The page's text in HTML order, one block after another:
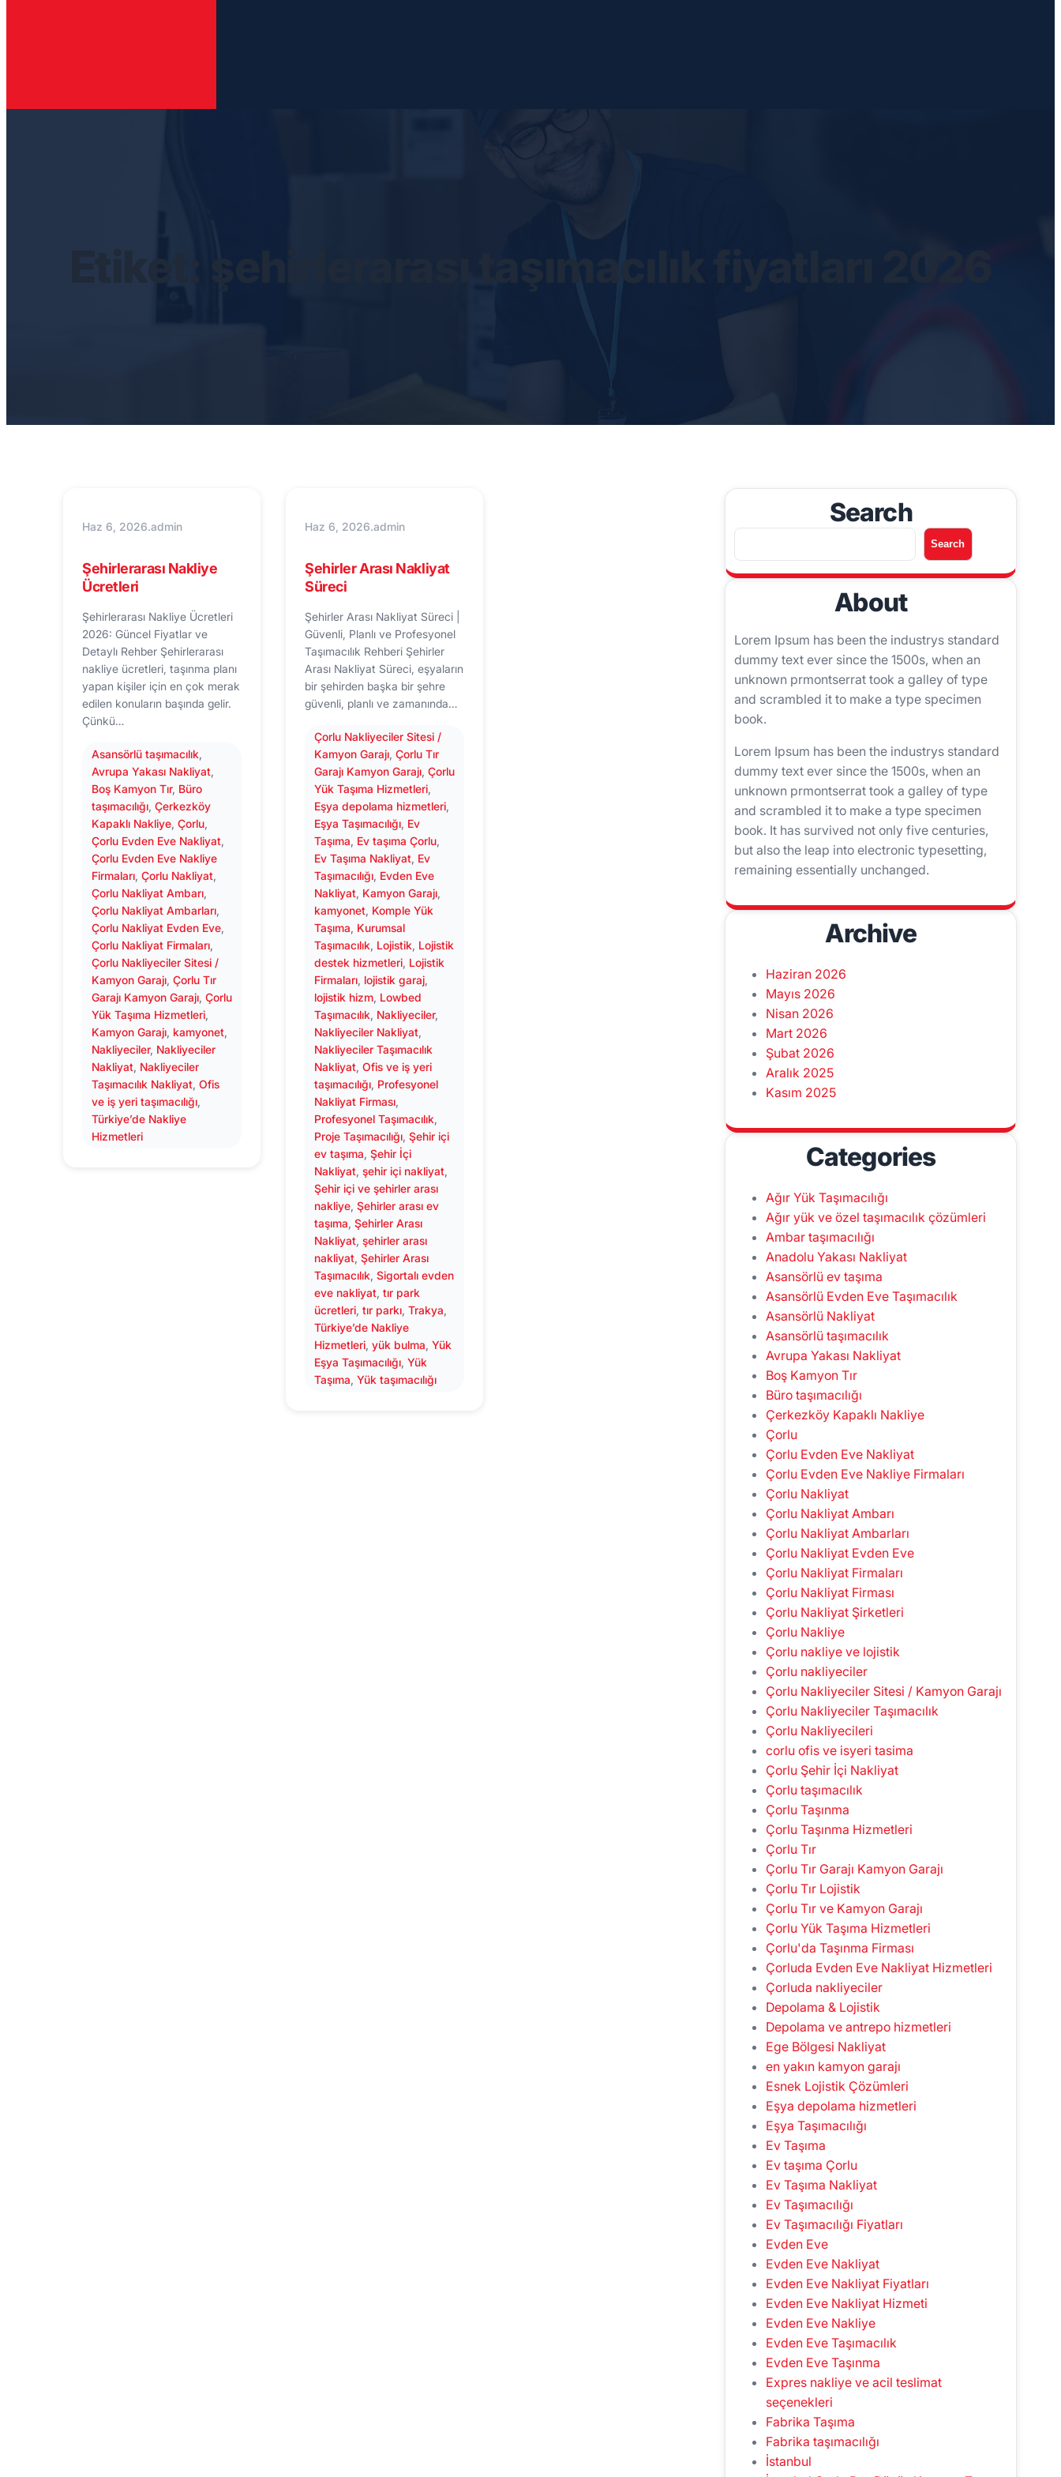
Haz 6, 2026.admin
Şehirlerarası Nakliye
Ücretleri
Şehirlerarası Nakliye Ücretleri
2026: Güncel Fiyatlar ve
Detaylı Rehber Şehirlerarası
nakliye ücretleri, taşınma planı
yapan kişiler için en çok merak
edilen konuların başında gelir.
Çünkü…
Asansörlü taşımacılık
Avrupa Yakası Nakliyat
Boş Kamyon Tır, Büro
taşımacılığı, Çerkezköy
Kapaklı Nakliye, Çorlu
Çorlu Evden Eve Nakliyat
Çorlu Evden Eve Nakliye
Firmaları, Çorlu Nakliyat
Çorlu Nakliyat Ambarı
Çorlu Nakliyat Ambarları
Çorlu Nakliyat Evden Eve
Çorlu Nakliyat Firmaları
Çorlu Nakliyeciler Sitesi /
Kamyon Garajı, Çorlu Tır
Garajı Kamyon Garajı, Çorlu
Yük Taşıma Hizmetleri
Kamyon Garajı, kamyonet
Nakliyeciler, Nakliyeciler
Nakliyat, Nakliyeciler
Taşımacılık Nakliyat, Ofis
ve iş yeri taşımacılığı
Türkiye’de Nakliye
Hizmetleri
Haz 6, 2026.admin
Şehirler Arası Nakliyat
Süreci
Şehirler Arası Nakliyat Süreci |
Güvenli, Planlı ve Profesyonel
Taşımacılık Rehberi Şehirler
Arası Nakliyat Süreci, eşyaların
bir şehirden başka bir şehre
güvenli, planlı ve zamanında…
Çorlu Nakliyeciler Sitesi /
Kamyon Garajı, Çorlu Tır
Garajı Kamyon Garajı, Çorlu
Yük Taşıma Hizmetleri
Eşya depolama hizmetleri
Eşya Taşımacılığı, Ev
Taşıma, Ev taşıma Çorlu
Ev Taşıma Nakliyat, Ev
Taşımacılığı, Evden Eve
Nakliyat, Kamyon Garajı
kamyonet, Komple Yük
Taşıma, Kurumsal
Taşımacılık, Lojistik, Lojistik
destek hizmetleri, Lojistik
Firmaları, lojistik garaj
lojistik hizm, Lowbed
Taşımacılık, Nakliyeciler
Nakliyeciler Nakliyat
Nakliyeciler Taşımacılık
Nakliyat, Ofis ve iş yeri
taşımacılığı, Profesyonel
Nakliyat Firması
Profesyonel Taşımacılık
Proje Taşımacılığı, Şehir içi
ev taşıma, Şehir İçi
Nakliyat, şehir içi nakliyat
Şehir içi ve şehirler arası
nakliye, Şehirler arası ev
taşıma, Şehirler Arası
Nakliyat, şehirler arası
nakliyat, Şehirler Arası
Taşımacılık, Sigortalı evden
eve nakliyat, tır park
ücretleri, tır parkı, Trakya
Türkiye’de Nakliye
Hizmetleri, yük bulma, Yük
Eşya Taşımacılığı, Yük
Taşıma, Yük taşımacılığı
Search
A
r
a
Search
About
Lorem Ipsum has been the industrys standard
dummy text ever since the 1500s, when an
unknown prmontserrat took a galley of type
and scrambled it to make a type specimen
book.
Lorem Ipsum has been the industrys standard
dummy text ever since the 1500s, when an
unknown prmontserrat took a galley of type
and scrambled it to make a type specimen
book. It has survived not only five centuries,
but also the leap into electronic typesetting,
remaining essentially unchanged.
Archive
Haziran 2026
Mayıs 2026
Nisan 2026
Mart 2026
Şubat 2026
Aralık 2025
Kasım 2025
Categories
Ağır Yük Taşımacılığı
Ağır yük ve özel taşımacılık çözümleri
Ambar taşımacılığı
Anadolu Yakası Nakliyat
Asansörlü ev taşıma
Asansörlü Evden Eve Taşımacılık
Asansörlü Nakliyat
Asansörlü taşımacılık
Avrupa Yakası Nakliyat
Boş Kamyon Tır
Büro taşımacılığı
Çerkezköy Kapaklı Nakliye
Çorlu
Çorlu Evden Eve Nakliyat
Çorlu Evden Eve Nakliye Firmaları
Çorlu Nakliyat
Çorlu Nakliyat Ambarı
Çorlu Nakliyat Ambarları
Çorlu Nakliyat Evden Eve
Çorlu Nakliyat Firmaları
Çorlu Nakliyat Firması
Çorlu Nakliyat Şirketleri
Çorlu Nakliye
Çorlu nakliye ve lojistik
Çorlu nakliyeciler
Çorlu Nakliyeciler Sitesi / Kamyon Garajı
Çorlu Nakliyeciler Taşımacılık
Çorlu Nakliyecileri
corlu ofis ve isyeri tasima
Çorlu Şehir İçi Nakliyat
Çorlu taşımacılık
Çorlu Taşınma
Çorlu Taşınma Hizmetleri
Çorlu Tır
Çorlu Tır Garajı Kamyon Garajı
Çorlu Tır Lojistik
Çorlu Tır ve Kamyon Garajı
Çorlu Yük Taşıma Hizmetleri
Çorlu'da Taşınma Firması
Çorluda Evden Eve Nakliyat Hizmetleri
Çorluda nakliyeciler
Depolama & Lojistik
Depolama ve antrepo hizmetleri
Ege Bölgesi Nakliyat
en yakın kamyon garajı
Esnek Lojistik Çözümleri
Eşya depolama hizmetleri
Eşya Taşımacılığı
Ev Taşıma
Ev taşıma Çorlu
Ev Taşıma Nakliyat
Ev Taşımacılığı
Ev Taşımacılığı Fiyatları
Evden Eve
Evden Eve Nakliyat
Evden Eve Nakliyat Fiyatları
Evden Eve Nakliyat Hizmeti
Evden Eve Nakliye
Evden Eve Taşımacılık
Evden Eve Taşınma
Expres nakliye ve acil teslimat
seçenekleri
Fabrika Taşıma
Fabrika taşımacılığı
İstanbul